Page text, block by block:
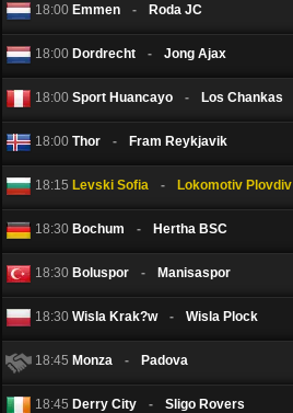
18:00 Emmen - Roda JC
18:00 Dordrecht - Jong Ajax
18:00 Sport Huancayo - Los Chankas
18:00 Thоr - Fram Reykjavik
18:15 Levski Sofia - Lokomotiv Plovdiv
18:30 Bochum - Hertha BSC
18:30 Boluspor - Manisaspor
18:30 Wisla Krak?w - Wisla Plock
18:45 Monza - Padova
18:45 Derry City - Sligo Rovers